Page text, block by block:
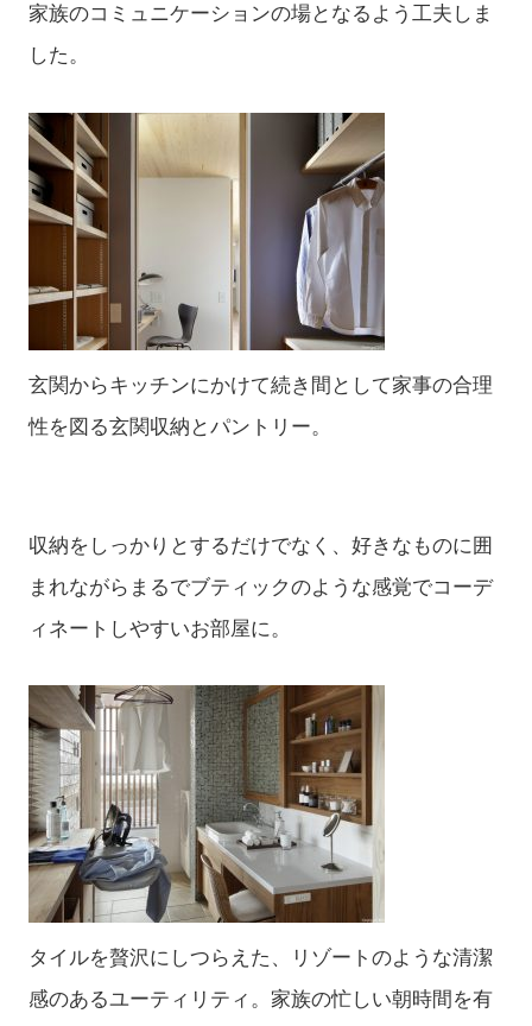
家族のコミュニケーションの場となるよう工夫しま
した。
玄関からキッチンにかけて続き間として家事の合理
性を図る玄関収納とパントリー。
収納をしっかりとするだけでなく、好きなものに囲
まれながらまるでブティックのような感覚でコーデ
ィネートしやすいお部屋に。
タイルを贅沢にしつらえた、リゾートのような清潔
感のあるユーティリティ。家族の忙しい朝時間を有